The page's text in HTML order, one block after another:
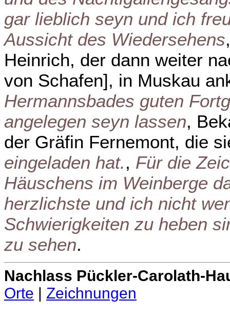
gar lieblich seyn und ich
Aussicht des Wiedersehens
Heinrich, der dann weiter
von Schafen], in Muskau
Hermannsbades guten
angelegen seyn lassen,
der Gräfin Fernemont, die
eingeladen hat., Für die
Häuschens im Weinberge
herzlichste und ich nicht
Schwierigkeiten zu heben
zu sehen.
Nachlass Pückler-Carolath-
Orte | Zeichnungen